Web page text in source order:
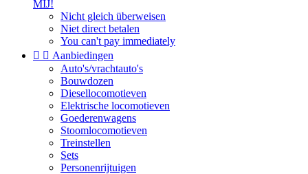
MIJ!
Nicht gleich überweisen
Niet direct betalen
You can't pay immediately
  Aanbiedingen
Auto's/vrachtauto's
Bouwdozen
Diesellocomotieven
Elektrische locomotieven
Goederenwagens
Stoomlocomotieven
Treinstellen
Sets
Personenrijtuigen